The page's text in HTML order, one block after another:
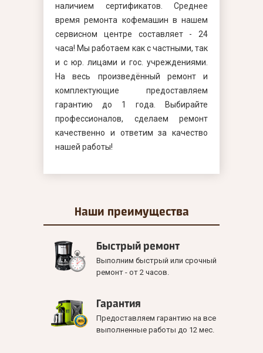
наличием сертификатов. Среднее
время ремонта кофемашин в нашем
сервисном центре составляет - 24
часа! Мы работаем как с частными, так
и с юр. лицами и гос. учреждениями.
На весь произведённый ремонт и
комплектующие предоставляем
гарантию до 1 года. Выбирайте
профессионалов, сделаем ремонт
качественно и ответим за качество
нашей работы!
Наши преимущества
Быстрый ремонт
Выполним быстрый или срочный
ремонт - от 2 часов.
Гарантия
Предоставляем гарантию на все
выполненные работы до 12 мес.